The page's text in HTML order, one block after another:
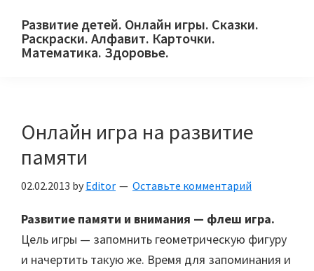
primary
main
primary
Развитие детей. Онлайн игры. Сказки.
Раскраски. Алфавит. Карточки.
Математика. Здоровье.
и
их
Онлайн игра на развитие
памяти
02.02.2013 by Editor Оставьте комментарий
Развитие памяти и внимания — флеш игра.
Цель игры — запомнить геометрическую фигуру
и начертить такую же. Время для запоминания и